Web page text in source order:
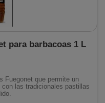
para barbacoas 1 L
Fuegonet que permite un
las tradicionales pastillas